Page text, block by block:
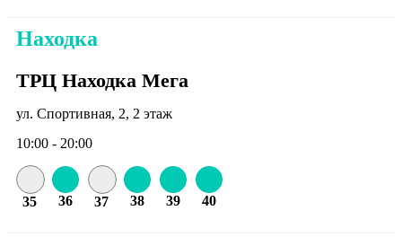
Находка
ТРЦ Находка Мега
ул. Спортивная, 2, 2 этаж
10:00 - 20:00
35 36 37 38 39 40